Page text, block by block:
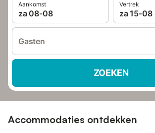
Aankomst
za 08-08
Vertrek
za 15-08
Gasten
ZOEKEN
Accommodaties ontdekken